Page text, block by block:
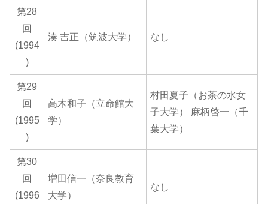
第28
回
(1994
)
湊 吉正（筑波大学） なし
第29
回
(1995
)
高木和子（立命館大
学）
村田夏子（お茶の水女
子大学） 麻柄啓一（千
葉大学）
第30
回
(1996
増田信一（奈良教育
大学）
なし